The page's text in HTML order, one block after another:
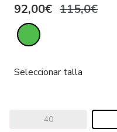
92,00€ 115,0€
Seleccionar talla
40